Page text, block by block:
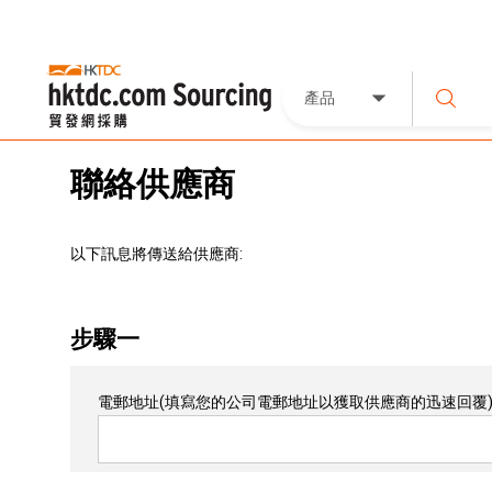
產品
聯絡供應商
以下訊息將傳送給供應商:
步驟一
電郵地址(填寫您的公司電郵地址以獲取供應商的迅速回覆)